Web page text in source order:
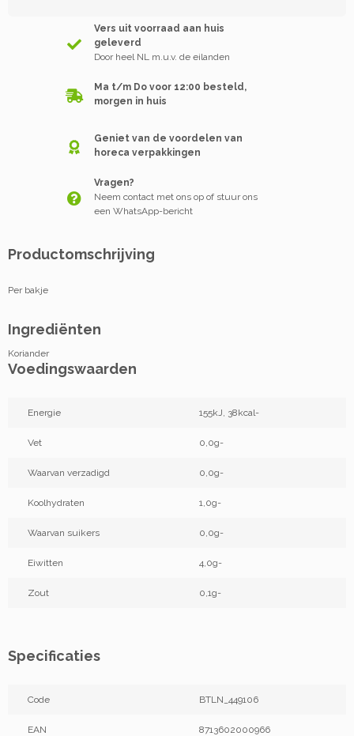
Vers uit voorraad aan huis
geleverd
Door heel NL m.u.v. de eilanden
Ma t/m Do voor 12:00 besteld,
morgen in huis
Geniet van de voordelen van
horeca verpakkingen
Vragen?
Neem contact met ons op of stuur ons
een WhatsApp-bericht
Productomschrijving
Per bakje
Ingrediënten
Koriander
Voedingswaarden
Energie 155kJ, 38kcal-
Vet 0,0g-
Waarvan verzadigd 0,0g-
Koolhydraten 1,0g-
Waarvan suikers 0,0g-
Eiwitten 4,0g-
Zout 0,1g-
Specificaties
Code BTLN_449106
EAN 8713602000966